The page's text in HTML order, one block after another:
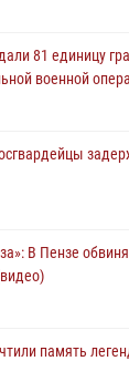
81 единицу
военной
В Пензе
память